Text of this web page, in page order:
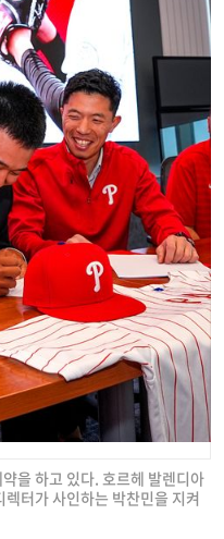
을 하고 있다. 호르헤 발렌디아
터가 사인하는 박찬민을 지켜